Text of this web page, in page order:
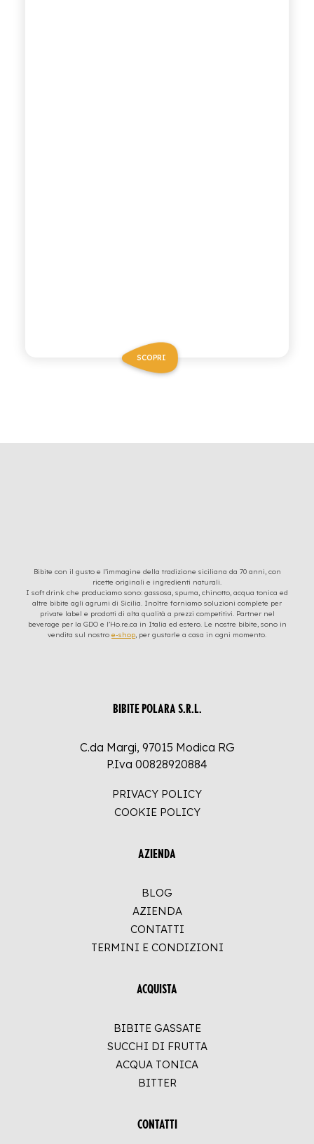
SCOPRI
Bibite con il gusto e l’immagine della tradizione siciliana da 70 anni, con
ricette originali e ingredienti naturali.
I soft drink che produciamo sono: gassosa, spuma, chinotto, acqua tonica ed
altre bibite agli agrumi di Sicilia. Inoltre forniamo soluzioni complete per
private label e prodotti di alta qualità a prezzi competitivi. Partner nel
beverage per la GDO e l’Ho.re.ca in Italia ed estero. Le nostre bibite, sono in
vendita sul nostro e-shop, per gustarle a casa in ogni momento.
BIBITE POLARA S.R.L.
C.da Margi, 97015 Modica RG
P.Iva 00828920884
PRIVACY POLICY
COOKIE POLICY
AZIENDA
BLOG
AZIENDA
CONTATTI
TERMINI E CONDIZIONI
ACQUISTA
BIBITE GASSATE
SUCCHI DI FRUTTA
ACQUA TONICA
BITTER
CONTATTI